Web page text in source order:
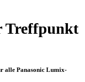
Treffpunkt
alle Panasonic Lumix-